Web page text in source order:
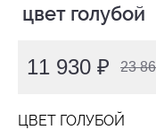
цвет голубой
11 930 ₽ 23
ЦВЕТ ГОЛУБОЙ